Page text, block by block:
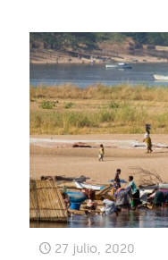
27 julio, 2020